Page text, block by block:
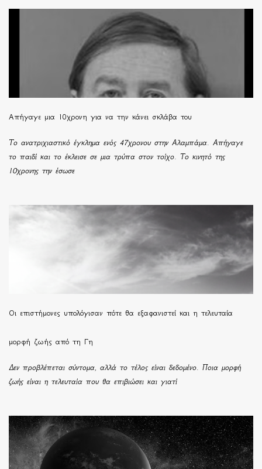
Απήγαγε μια 10χρονη για να την κάνει σκλάβα του
Το ανατριχιαστικό έγκλημα ενός 47χρονου στην Αλαμπάμα. Απήγαγε
το παιδί και το έκλεισε σε μια τρύπα στον τοίχο. Το κινητό της
10χρονης την έσωσε
Οι επιστήμονες υπολόγισαν πότε θα εξαφανιστεί και η τελευταία
μορφή ζωής από τη Γη
Δεν προβλέπεται σύντομα, αλλά το τέλος είναι δεδομένο. Ποια μορφή
ζωής είναι η τελευταία που θα επιβιώσει και γιατί